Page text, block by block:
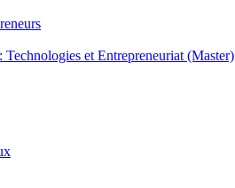
et Entrepreneuriat (Master)